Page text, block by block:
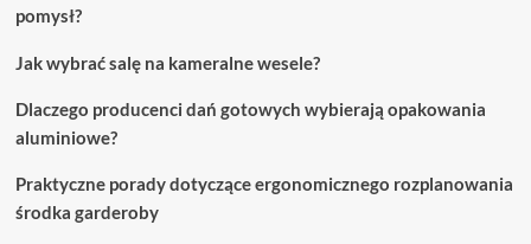
pomysł?
Jak wybrać salę na kameralne wesele?
Dlaczego producenci dań gotowych wybierają opakowania
aluminiowe?
Praktyczne porady dotyczące ergonomicznego rozplanowania
środka garderoby